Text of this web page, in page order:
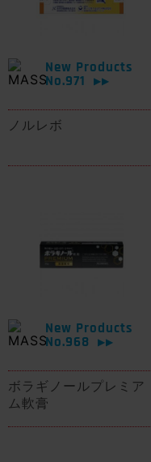
New Products
No.971
▶▶
ノルレボ
New Products
No.968
▶▶
ボラギノールプレミア
ム軟膏